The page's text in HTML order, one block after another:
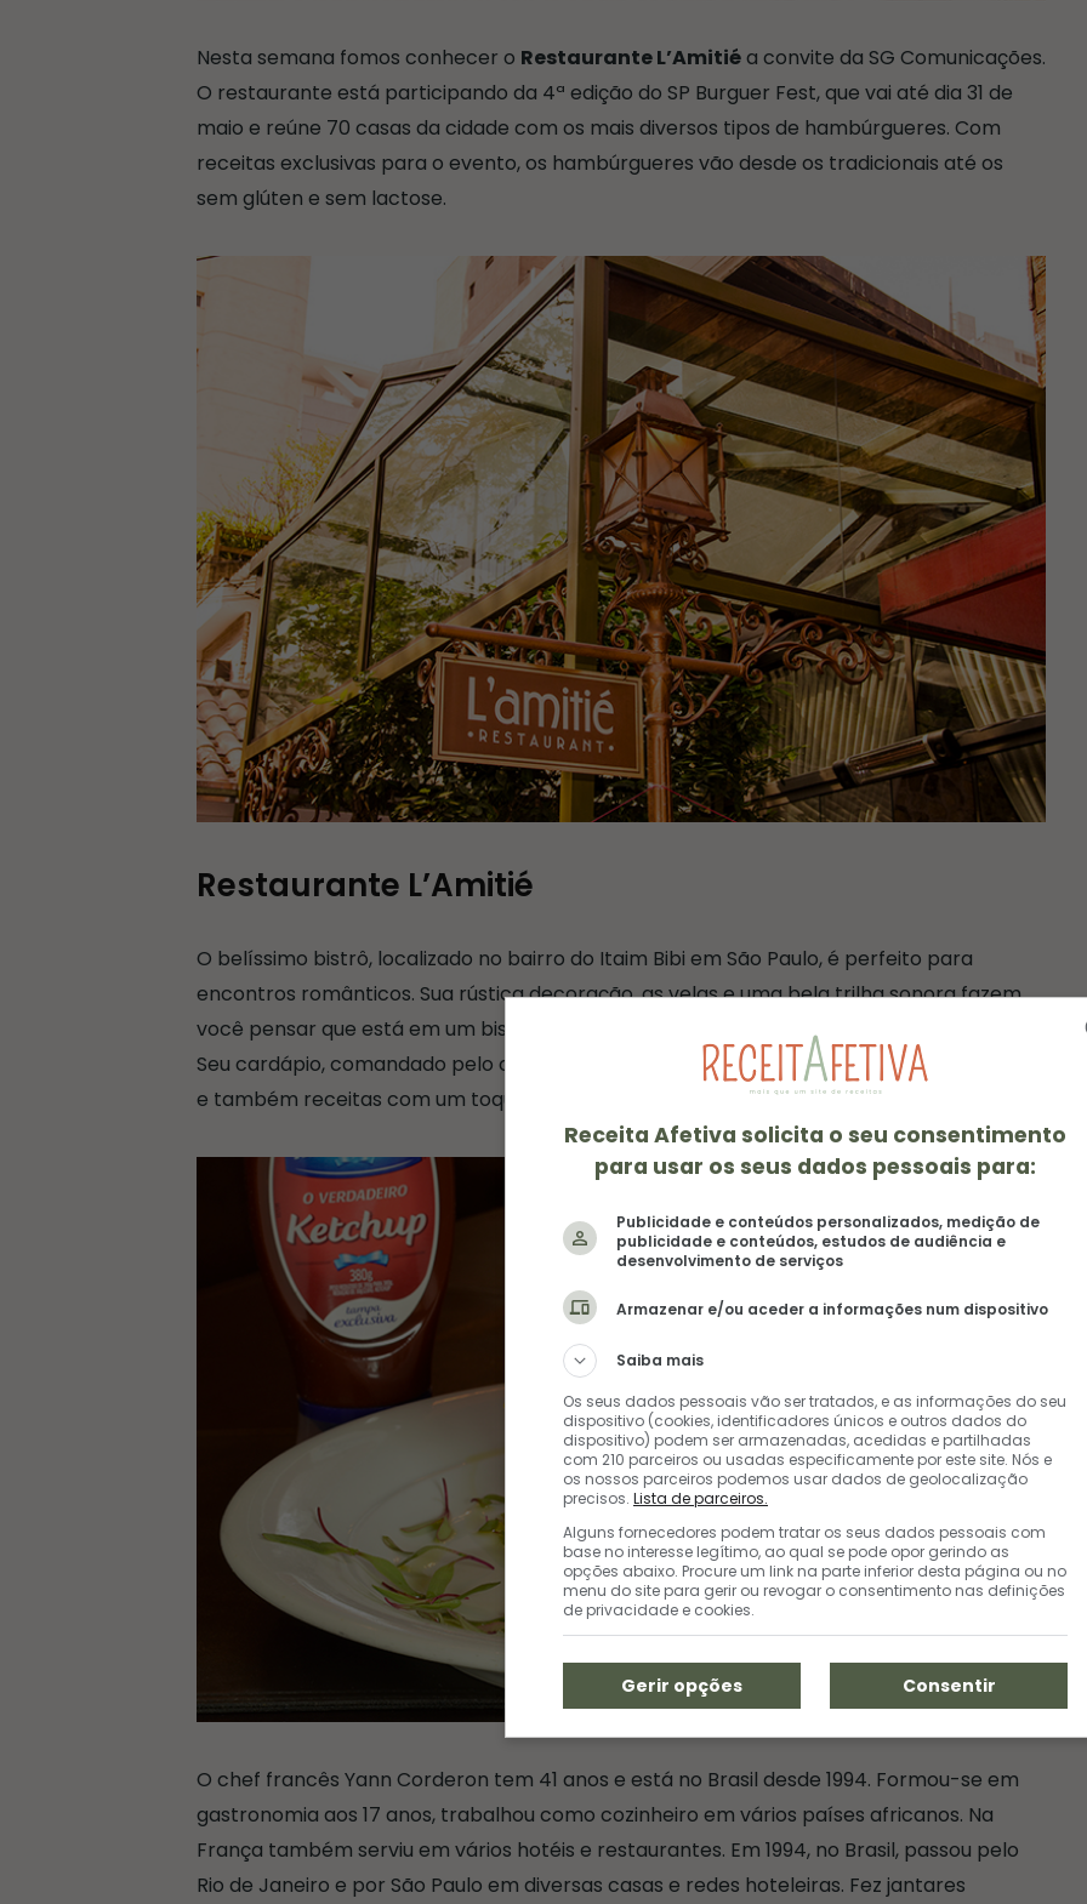
Nesta semana fomos conhecer o Restaurante L’Amitiéa convite da SG Comunicações.
O restaurante está participando da 4ª edição do SP Burguer Fest, que vai até dia 31 de
maio e reúne 70 casas da cidade com os mais diversos tipos de hambúrgueres. Com
receitas exclusivas para o evento, os hambúrgueres vão desde os tradicionais até os
sem glúten e sem lactose.
Restaurante L’Amitié
O belíssimo bistrô, localizado no bairro do Itaim Bibi em São Paulo, é perfeito para
encontros românticos. Sua rústica decoração, as velas e uma bela trilha sonora fazem
você pensar que está em um bistrô realmente parisiense.
Seu cardápio, comandado pelo chef Yann Corderon, traz receitas de clássicos franceses
e também receitas com um toque brasileiro.
O chef francês Yann Corderon tem 41 anos e está no Brasil desde 1994. Formou-se em
gastronomia aos 17 anos, trabalhou como cozinheiro em vários países africanos. Na
França também serviu em vários hotéis e restaurantes. Em 1994, no Brasil, passou pelo
Rio de Janeiro e por São Paulo em diversas casas e redes hoteleiras. Fez jantares
Receita Afetiva solicita o seu consentimento
para usar os seus dados pessoais para:
Publicidade e conteúdos personalizados, medição de
publicidade e conteúdos, estudos de audiência e
desenvolvimento de serviços
Armazenar e/ou aceder a informações num dispositivo
Saiba mais
Os seus dados pessoais vão ser tratados, e as informações do seu
dispositivo (cookies, identificadores únicos e outros dados do
dispositivo) podem ser armazenadas, acedidas e partilhadas
com 210 parceiros ou usadas especificamente por este site. Nós e
os nossos parceiros podemos usar dados de geolocalização
precisos. Lista de parceiros.
Alguns fornecedores podem tratar os seus dados pessoais com
base no interesse legítimo, ao qual se pode opor gerindo as
opções abaixo. Procure um link na parte inferior desta página ou no
menu do site para gerir ou revogar o consentimento nas definições
de privacidade e cookies.
Consentir
Gerir opções